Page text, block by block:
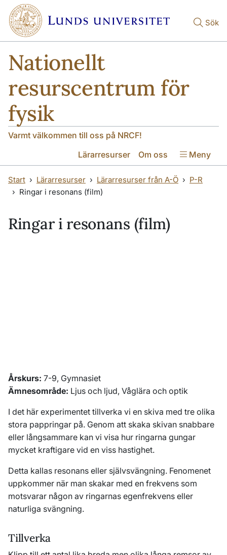
Hoppa till huvudinnehåll
Hoppa till huvudinnehåll
Sök
Nationellt
resurscentrum för
fysik
Varmt välkommen till oss på NRCF!
Lärarresurser
Om oss Meny
Start Lärarresurser Lärarresurser från A-Ö
P-R
Ringar i resonans (film)
Ringar i resonans (film)
Årskurs: 7-9, Gymnasiet
Ämnesområde: Ljus och ljud, Våglära och optik
I det här experimentet tillverka vi en skiva med tre olika
stora pappringar på. Genom att skaka skivan snabbare
eller långsammare kan vi visa hur ringarna gungar
mycket kraftigare vid en viss hastighet.
Detta kallas resonans eller självsvängning. Fenomenet
uppkommer när man skakar med en frekvens som
motsvarar någon av ringarnas egenfrekvens eller
naturliga svängning.
Tillverka